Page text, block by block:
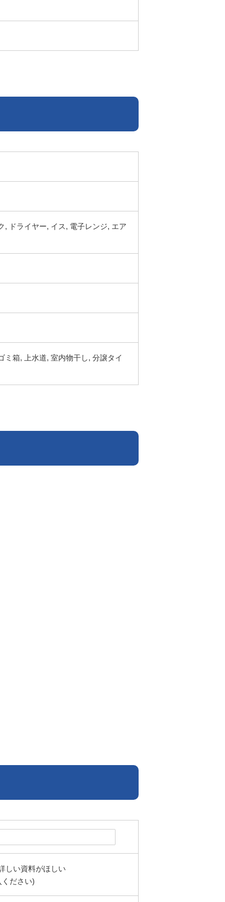
, ドライヤー, イス, 電子レンジ, エア
ミ箱, 上水道, 室内物干し, 分譲タイ
しい資料がほしい
ださい)